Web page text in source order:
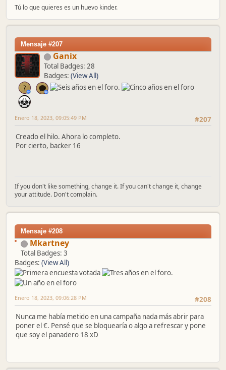
Tú lo que quieres es un huevo kinder.
Mensaje #207
Ganix
Total Badges: 28
Badges: (View All)
#207
Enero 18, 2023, 09:05:49 PM
Creado el hilo. Ahora lo completo.
Por cierto, backer 16
If you don't like something, change it. If you can't change it, change
your attitude. Don't complain.
Mensaje #208
Mkartney
Total Badges: 3
Badges: (View All)
#208
Enero 18, 2023, 09:06:28 PM
Nunca me había metido en una campaña nada más abrir para
poner el €. Pensé que se bloquearía o algo a refrescar y pone
que soy el panadero 18 xD